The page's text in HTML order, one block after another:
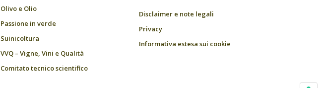
Olivo e Olio
Passione in verde
Suinicoltura
VVQ – Vigne, Vini e Qualità
Comitato tecnico scientifico
Disclaimer e note legali
Privacy
Informativa estesa sui cookie